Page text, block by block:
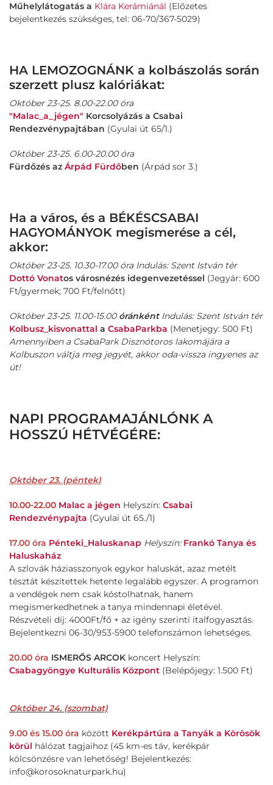
Műhelylátogatás a Klára Kerámiánál (Előzetes
bejelentkezés szükséges, tel: 06-70/367-5029)
HA LEMOZOGNÁNK a kolbászolás során
szerzett plusz kalóriákat:
Október 23-25. 8.00-22.00 óra
"Malac_a_jégen" Korcsolyázás a Csabai
Rendezvénypajtában (Gyulai út 65/1.)
Október 23-25. 6.00-20.00 óra
Fürdőzés az Árpád Fürdőben (Árpád sor 3.)
Ha a város, és a BÉKÉSCSABAI
HAGYOMÁNYOK megismerése a cél,
akkor:
Október 23-25. 10.30-17.00 óra Indulás: Szent István tér
Dottó Vonatos városnézés idegenvezetéssel (Jegyár: 600
Ft/gyermek; 700 Ft/felnőtt)
Október 23-25. 11.00-15.00 óránkéntIndulás: Szent István tér
Kolbusz_kisvonattal a CsabaParkba (Menetjegy: 500 Ft)
Amennyiben a CsabaPark Disznótoros lakomájára a
Kolbuszon váltja meg jegyét, akkor oda-vissza ingyenes az
út!
NAPI PROGRAMAJÁNLÓNK A
HOSSZÚ HÉTVÉGÉRE:
Október 23. (péntek)
10.00-22.00 Malac a jégen Helyszín: Csabai
Rendezvénypajta (Gyulai út 65./1)
17.00 óra Pénteki_Haluskanap Helyszín: Frankó Tanya és
Haluskaház
A szlovák háziasszonyok egykor haluskát, azaz metélt
tésztát készítettek hetente legalább egyszer. A programon
a vendégek nem csak kóstolhatnak, hanem
megismerkedhetnek a tanya mindennapi életével.
Részvételi díj: 4000Ft/fő + az igény szerinti italfogyasztás.
Bejelentkezni 06-30/953-5900 telefonszámon lehetséges.
20.00 óra ISMERŐS ARCOK koncert Helyszín:
Csabagyöngye Kulturális Központ (Belépőjegy: 1.500 Ft)
Október 24. (szombat)
9.00 és 15.00 óra között Kerékpártúra a Tanyák a Körösök
körül hálózat tagjaihoz (45 km-es táv, kerékpár
kölcsönzésre van lehetőség! Bejelentkezés:
info@korosoknaturpark.hu)